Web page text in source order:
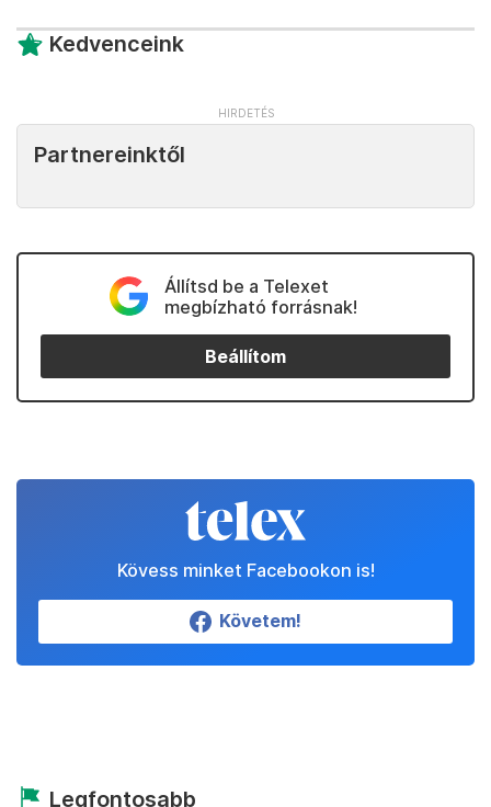
végében élő roma közösségek egyik vezéralakja.
meg kell tenniük az egyéni bűnözők ellen.
Frissítés: Cikkünk korábbi verziójában és címében
módosítottuk.
megbízható forrásnak!
Beállítom